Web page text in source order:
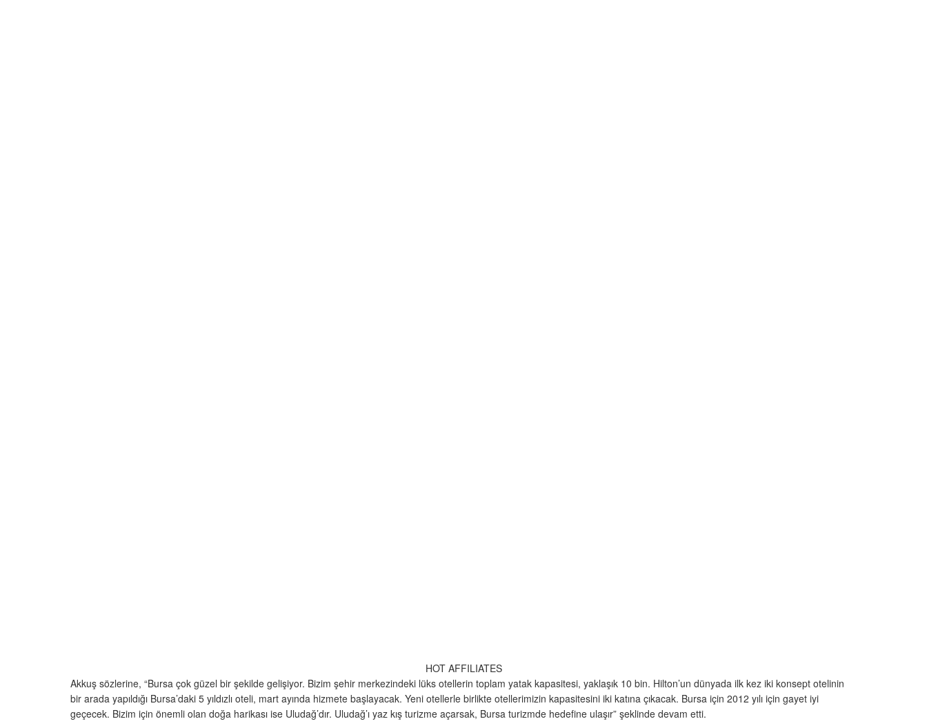
HOT AFFILIATES
Akkuş sözlerine, “Bursa çok güzel bir şekilde gelişiyor. Bizim şehir merkezindeki lüks otellerin toplam yatak kapasitesi, yaklaşık 10 bin. Hilton’un dünyada ilk kez iki konsept otelinin
bir arada yapıldığı Bursa’daki 5 yıldızlı oteli, mart ayında hizmete başlayacak. Yeni otellerle birlikte otellerimizin kapasitesini iki katına çıkacak. Bursa için 2012 yılı için gayet iyi
geçecek. Bizim için önemli olan doğa harikası ise Uludağ’dır. Uludağ’ı yaz kış turizme açarsak, Bursa turizmde hedefine ulaşır” şeklinde devam etti.